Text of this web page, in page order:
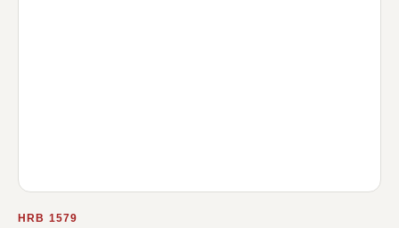
HRB 1579